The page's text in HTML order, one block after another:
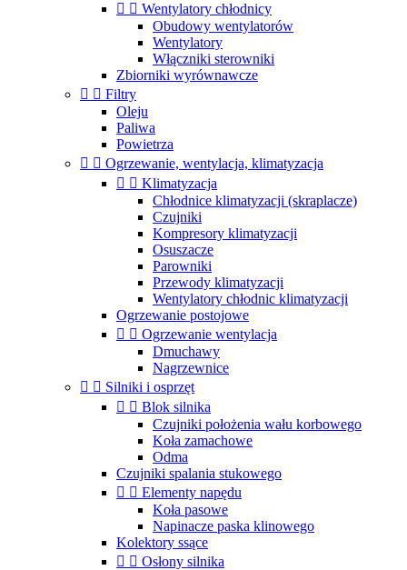
  Wentylatory chłodnicy
Obudowy wentylatorów
Wentylatory
Włączniki sterowniki
Zbiorniki wyrównawcze
  Filtry
Oleju
Paliwa
Powietrza
  Ogrzewanie, wentylacja, klimatyzacja
  Klimatyzacja
Chłodnice klimatyzacji (skraplacze)
Czujniki
Kompresory klimatyzacji
Osuszacze
Parowniki
Przewody klimatyzacji
Wentylatory chłodnic klimatyzacji
Ogrzewanie postojowe
  Ogrzewanie wentylacja
Dmuchawy
Nagrzewnice
  Silniki i osprzęt
  Blok silnika
Czujniki położenia wału korbowego
Koła zamachowe
Odma
Czujniki spalania stukowego
  Elementy napędu
Koła pasowe
Napinacze paska klinowego
Kolektory ssące
  Osłony silnika